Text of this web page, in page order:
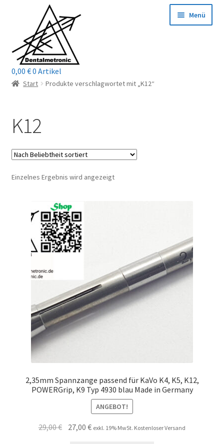
Navigation
springen
springen
Menü
Home
Mein Konto / Login
Kontakt
Reparaturservice
Wichtige Infos
Unsere Firma
Stellenangebote
0,00 €0 Artikel
Start Produkte verschlagwortet mit „K12“
K12
Einzelnes Ergebnis wird angezeigt
2,35mm Spannzange passend für KaVo K4, K5, K12,
POWERGrip, K9 Typ 4930 blau Made in Germany
ANGEBOT!
29,00€ Ursprünglicher
27,00€Aktueller
exkl. 19% MwSt. Kostenloser Versand